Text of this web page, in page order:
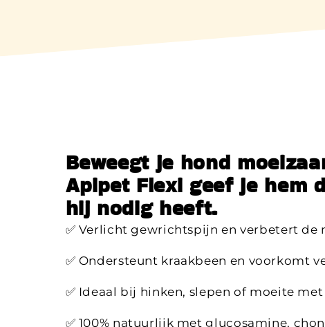
Beweegt je hond
Apipet Flexi geef je hem
hij nodig heeft.
✅ Verlicht gewrichtspijn en verbetert
✅ Ondersteunt kraakbeen en voorkomt
✅ Ideaal bij hinken, slepen of moeite
✅ 100% natuurlijk met glucosamine,